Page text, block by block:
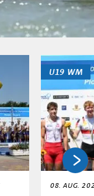
U19 WM
08. AUG.